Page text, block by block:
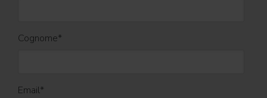
Cognome*
Email*